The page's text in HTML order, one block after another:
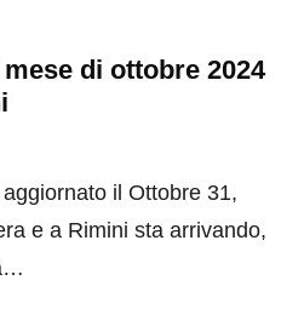
di ottobre 2024
il Ottobre 31,
e a Rimini sta arrivando,